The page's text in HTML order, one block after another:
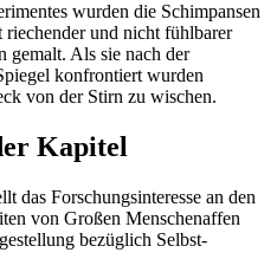
wurden die Schimpansen
und nicht fühlbarer
gemalt. Als sie nach der
konfrontiert wurden
von der Stirn zu wischen.
Kapitel
das Forschungsinteresse an den
von Großen Menschenaffen
bezüglich Selbst-